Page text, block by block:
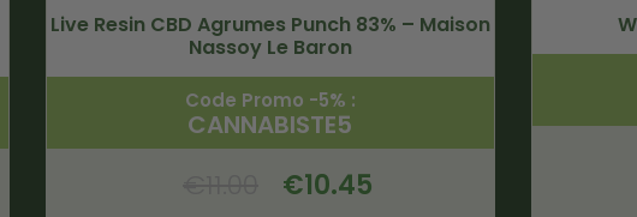
Live Resin CBD Agrumes Punch 83% – Maison
Nassoy Le Baron
Code Promo -5% :
CANNABISTE5
€10.45